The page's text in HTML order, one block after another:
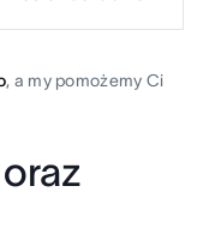
, a my pomożemy Ci